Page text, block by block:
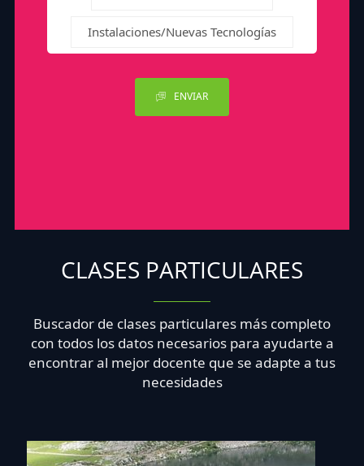
Instalaciones/Nuevas Tecnologías
ENVIAR
CLASES PARTICULARES
Buscador de clases particulares más completo
con todos los datos necesarios para ayudarte a
encontrar al mejor docente que se adapte a tus
necesidades